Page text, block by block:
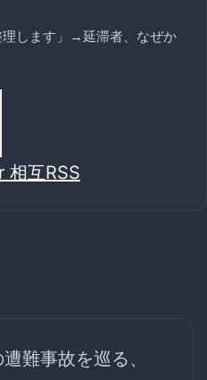
します」→延滞者、なぜか
互RSS
難事故を巡る、